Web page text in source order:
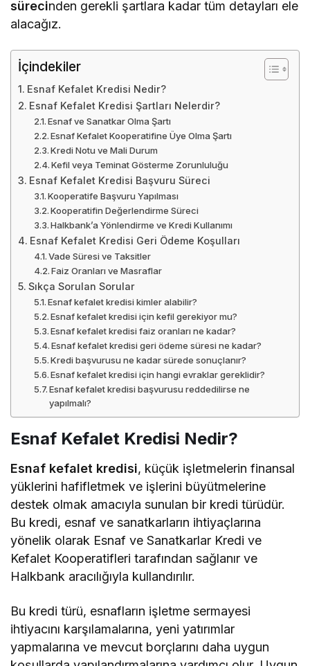
sürecinden gerekli şartlara kadar tüm detayları ele
alacağız.
İçindekiler
Esnaf Kefalet Kredisi Nedir?
Esnaf Kefalet Kredisi Şartları Nelerdir?
Esnaf ve Sanatkar Olma Şartı
Esnaf Kefalet Kooperatifine Üye Olma Şartı
Kredi Notu ve Mali Durum
Kefil veya Teminat Gösterme Zorunluluğu
Esnaf Kefalet Kredisi Başvuru Süreci
Kooperatife Başvuru Yapılması
Kooperatifin Değerlendirme Süreci
Halkbank’a Yönlendirme ve Kredi Kullanımı
Esnaf Kefalet Kredisi Geri Ödeme Koşulları
Vade Süresi ve Taksitler
Faiz Oranları ve Masraflar
Sıkça Sorulan Sorular
Esnaf kefalet kredisi kimler alabilir?
Esnaf kefalet kredisi için kefil gerekiyor mu?
Esnaf kefalet kredisi faiz oranları ne kadar?
Esnaf kefalet kredisi geri ödeme süresi ne kadar?
Kredi başvurusu ne kadar sürede sonuçlanır?
Esnaf kefalet kredisi için hangi evraklar gereklidir?
Esnaf kefalet kredisi başvurusu reddedilirse ne
yapılmalı?
Esnaf Kefalet Kredisi Nedir?
Esnaf kefalet kredisi, küçük işletmelerin finansal
yüklerini hafifletmek ve işlerini büyütmelerine
destek olmak amacıyla sunulan bir kredi türüdür.
Bu kredi, esnaf ve sanatkarların ihtiyaçlarına
yönelik olarak Esnaf ve Sanatkarlar Kredi ve
Kefalet Kooperatifleri tarafından sağlanır ve
Halkbank aracılığıyla kullandırılır.
Bu kredi türü, esnafların işletme sermayesi
ihtiyacını karşılamalarına, yeni yatırımlar
yapmalarına ve mevcut borçlarını daha uygun